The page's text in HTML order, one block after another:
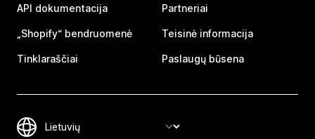
API dokumentacija
„Shopify“ bendruomenė
Tinklaraščiai
Partneriai
Teisinė informacija
Paslaugų būsena